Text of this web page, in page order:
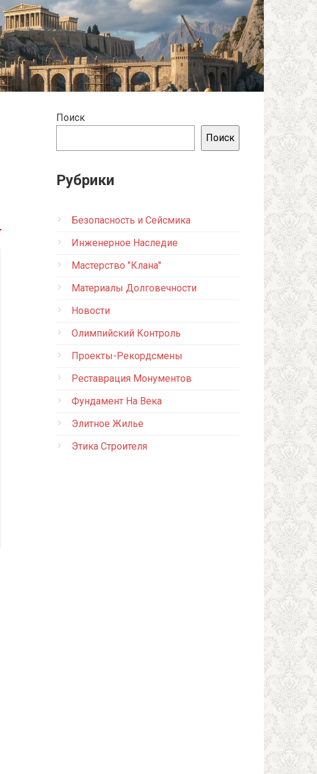
Поиск
Поиск
Рубрики
Безопасность и Сейсмика
Инженерное Наследие
Мастерство "Клана"
Материалы Долговечности
Новости
Олимпийский Контроль
Проекты-Рекордсмены
Реставрация Монументов
Фундамент На Века
Элитное Жилье
Этика Строителя